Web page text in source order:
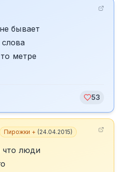
бывает
метре
53
Пирожки + (24.04.2015)
что люди